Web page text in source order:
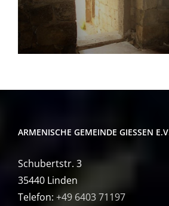
ARMENISCHE GEMEINDE GIESSEN E.V.
Schubertstr. 3
35440 Linden
Telefon: +49 6403 71197